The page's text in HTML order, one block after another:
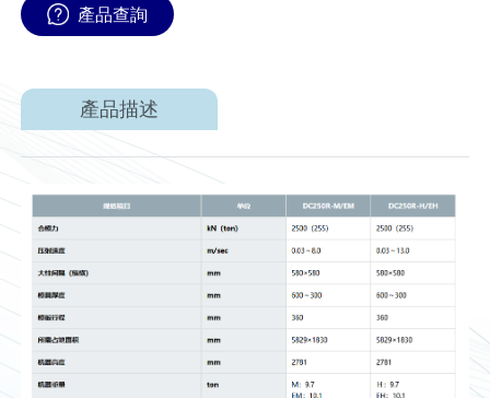
產品查詢
產品描述